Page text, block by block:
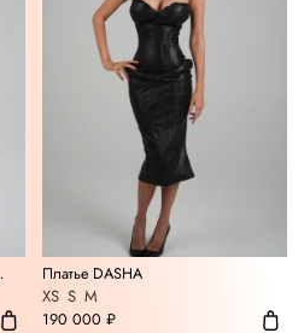
Платье DASHA
XS S M
190 000 ₽